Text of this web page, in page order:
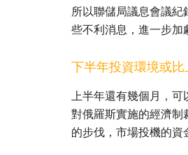
所以聯儲局議息會議
些不利消息，進一步加
下半年投資環境或比
上半年還有幾個月，
對俄羅斯實施的經濟制
的步伐，市場投機的資